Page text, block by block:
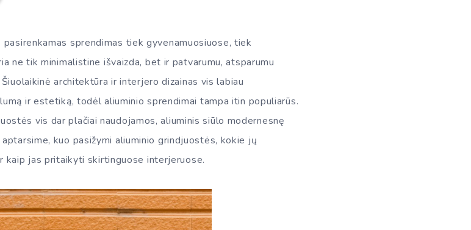
sprendimas tiek gyvenamuosiuose, tiek
ne tik minimalistine išvaizda, bet ir patvarumu, atsparumu
architektūra ir interjero dizainas vis labiau
ir estetiką, todėl aliuminio sprendimai tampa itin populiarūs.
vis dar plačiai naudojamos, aliuminis siūlo modernesnę
kuo pasižymi aliuminio grindjuostės, kokie jų
kaip jas pritaikyti skirtinguose interjeruose.